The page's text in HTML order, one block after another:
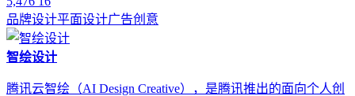
品牌设计平面设计广告创意
智绘设计
腾讯云智绘（AI Design Creative），是腾讯推出的面向个人创